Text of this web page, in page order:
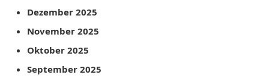
Dezember 2025
November 2025
Oktober 2025
September 2025